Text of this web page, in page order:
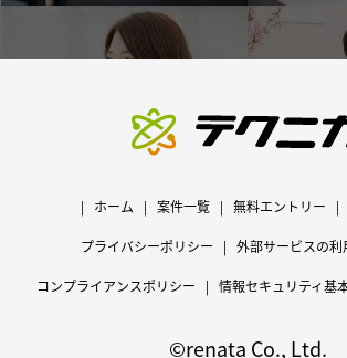
ホーム 案件一覧 無料エントリー
プライバシーポリシー 外部サービスの利
コンプライアンスポリシー 情報セキュリティ基
©renata Co., Ltd.